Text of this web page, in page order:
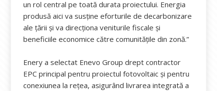
un rol central pe toată durata proiectului. Energia
produsă aici va susține eforturile de decarbonizare
ale țării și va direcționa veniturile fiscale și
beneficiile economice către comunitățile din zonă.”
Enery a selectat Enevo Group drept contractor
EPC principal pentru proiectul fotovoltaic și pentru
conexiunea la rețea, asigurând livrarea integrată a